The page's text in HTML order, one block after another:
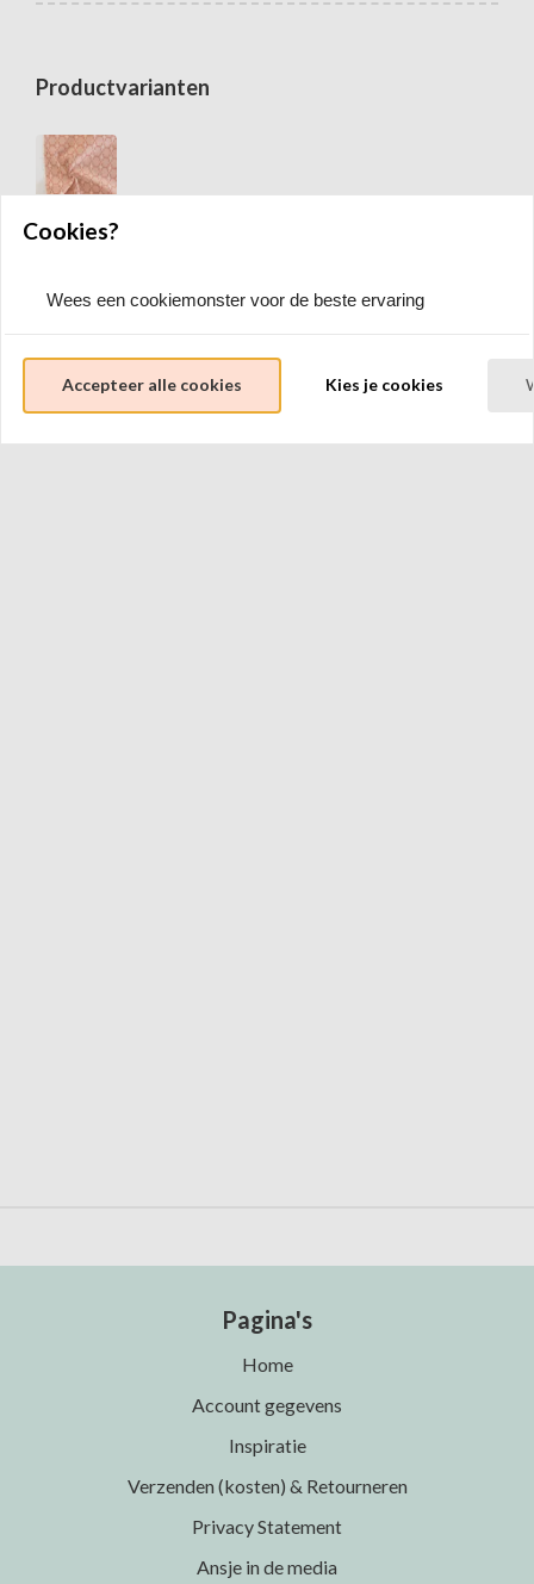
Productvarianten
Pagina's
Home
Account gegevens
Inspiratie
Verzenden (kosten) & Retourneren
Privacy Statement
Ansje in de media
Cookies?
Wees een cookiemonster voor de beste ervaring
Accepteer alle cookies Kies je cookies